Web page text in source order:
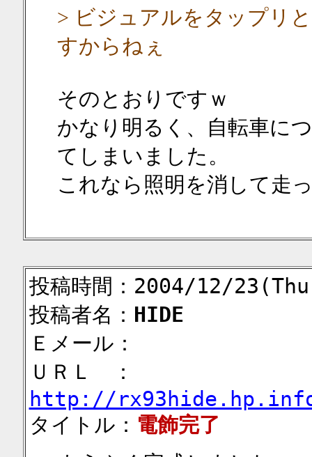
> ビジュアルをタップリ
すからねぇ
そのとおりですｗ
かなり明るく、自転車に
てしまいました。
これなら照明を消して走
投稿時間：2004/12/
投稿者名： HIDE
Ｅメール：
ＵＲＬ ：
http://
タイトル： 電飾完了